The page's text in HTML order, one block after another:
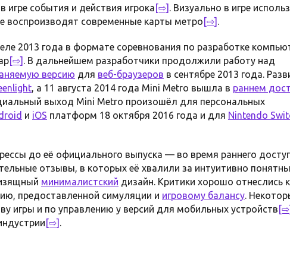
события и действия игрока [⇨] . Визуально в игре
воспроизводят современные карты метро [⇨] .
2013 года в формате соревнования по разработке
[⇨] . В дальнейшем разработчики продолжили работу над
версию для веб-браузеров в сентябре 2013 года.
, а 11 августа 2014 года Mini Metro вышла в раннем
выход Mini Metro произошёл для персональных
и iOS платформ 18 октября 2016 года и для Nintendo
до её официального выпуска — во время раннего
отзывы, в которых её хвалили за интуитивно
минималистский дизайн. Критики хорошо отнеслись к
предоставленной симуляции и игровому балансу.
игры и по управлению у версий для мобильных устройств [⇨]
[⇨] .